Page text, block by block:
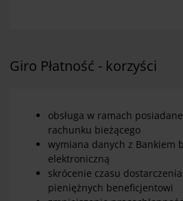
Giro Płatność - korzyści
obsługa w ramach
rachunku bieżącego
wymiana danych z Bankiem
elektroniczną
skrócenie czasu
pieniężnych beneficjentowi